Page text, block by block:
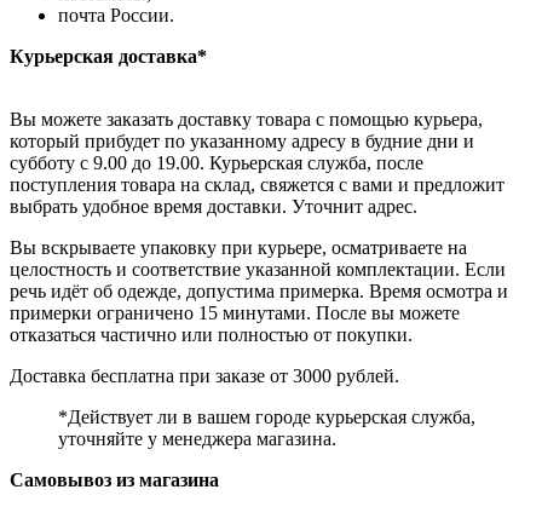
почта России.
Курьерская доставка*
Вы можете заказать доставку товара с помощью курьера,
который прибудет по указанному адресу в будние дни и
субботу с 9.00 до 19.00. Курьерская служба, после
поступления товара на склад, свяжется с вами и предложит
выбрать удобное время доставки. Уточнит адрес.
Вы вскрываете упаковку при курьере, осматриваете на
целостность и соответствие указанной комплектации. Если
речь идёт об одежде, допустима примерка. Время осмотра и
примерки ограничено 15 минутами. После вы можете
отказаться частично или полностью от покупки.
Доставка бесплатна при заказе от 3000 рублей.
*Действует ли в вашем городе курьерская служба,
уточняйте у менеджера магазина.
Самовывоз из магазина